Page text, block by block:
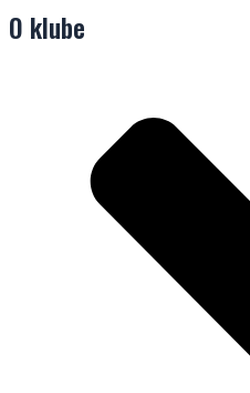
O klube